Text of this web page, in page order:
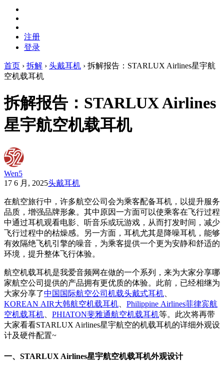
注册
登录
首页 › 拆解 › 头戴耳机 › 拆解报告：STARLUX Airlines星宇航
空机载耳机
拆解报告：STARLUX Airlines
星宇航空机载耳机
Wen5
17 6 月, 2025头戴耳机
在航空旅行中，许多航空公司会为乘客配备耳机，以提升服务
品质，增强品牌形象。其中原因一方面可以使乘客在飞行过程
中通过耳机观看电影、听音乐或玩游戏，从而打发时间，减少
飞行过程中的枯燥感。另一方面，耳机尤其是降噪耳机，能够
有效隔绝飞机引擎的噪音，为乘客提供一个更为安静和舒适的
环境，提升整体飞行体验。
航空机载耳机是我爱音频网在做的一个系列，来为大家分享哪
家航空公司提供的产品拥有更优质的体验。此前，已经相继为
大家分享了中国国际航空公司机载头戴式耳机
KOREAN AIR大韩航空机载耳机
Philippine Airlines菲律宾航
空机载耳机
PHIATON斐雅通航空机载耳机等。此次将再带
大家看看STARLUX Airlines星宇航空的机载耳机的详细外观设
计及硬件配置~
一、 STARLUX Airlines星宇航空机载耳机外观设计